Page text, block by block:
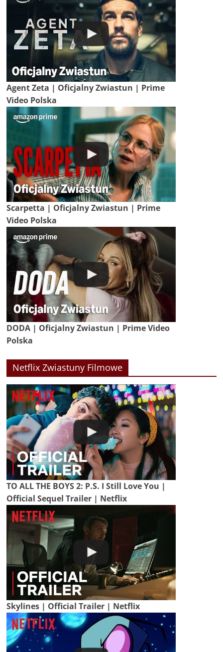
Agent Zeta | Oficjalny Zwiastun | Prime
Video Polska
Scarpetta | Oficjalny Zwiastun | Prime
Video Polska
DODA | Oficjalny Zwiastun | Prime Video
Polska
Netflix Zwiastuny Filmowe
TO ALL THE BOYS 2: P.S. I Still Love You |
Official Sequel Trailer | Netflix
Skylines | Official Trailer | Netflix